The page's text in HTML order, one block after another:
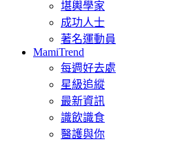
堪輿學家
成功人士
著名運動員
MamiTrend
每週好去處
星級追縱
最新資訊
識飲識食
醫護與你